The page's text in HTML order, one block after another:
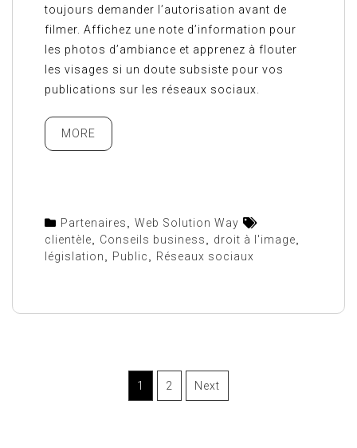
toujours demander l’autorisation avant de
filmer. Affichez une note d’information pour
les photos d’ambiance et apprenez à flouter
les visages si un doute subsiste pour vos
publications sur les réseaux sociaux.
MORE
Partenaires
Web Solution Way
clientèle
Conseils business droit à l'image
législation
Public Réseaux sociaux
1 2 Next